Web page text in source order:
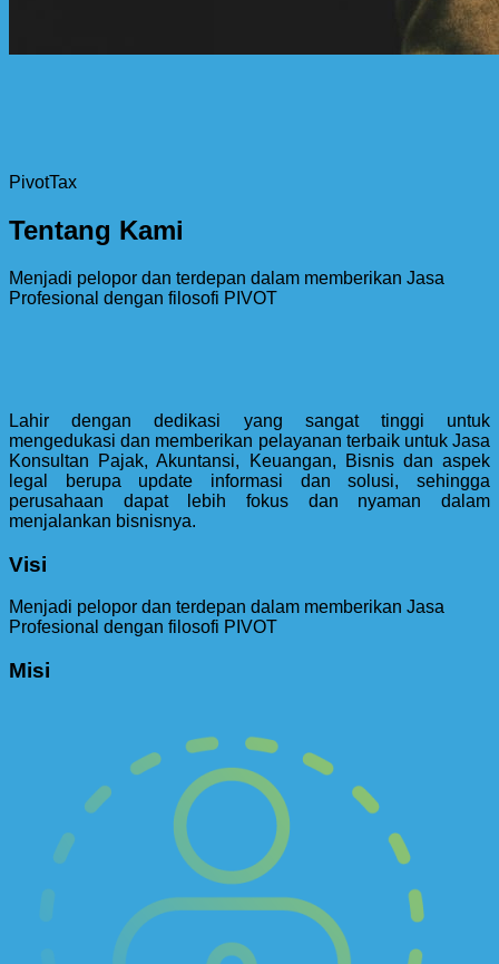
PivotTax
Tentang Kami
Menjadi pelopor dan terdepan dalam memberikan Jasa
Profesional dengan filosofi PIVOT
Lahir dengan dedikasi yang sangat tinggi untuk
mengedukasi dan memberikan pelayanan terbaik untuk Jasa
Konsultan Pajak, Akuntansi, Keuangan, Bisnis dan aspek
legal berupa update informasi dan solusi, sehingga
perusahaan dapat lebih fokus dan nyaman dalam
menjalankan bisnisnya.
Visi
Menjadi pelopor dan terdepan dalam memberikan Jasa
Profesional dengan filosofi PIVOT
Misi